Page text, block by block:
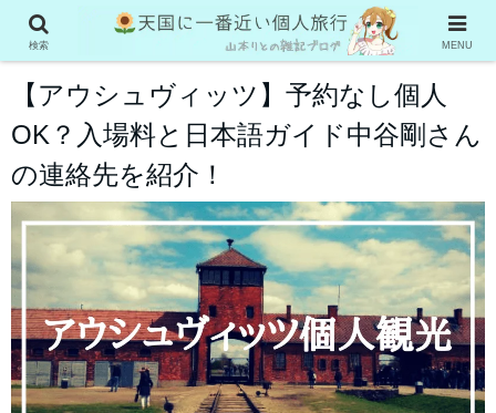
ポーランド
【アウシュヴィッツ】予約なし個人
OK？入場料と日本語ガイド中谷剛さん
の連絡先を紹介！
検索 MENU